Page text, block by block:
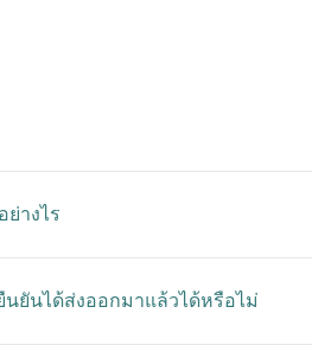
ย่างไร
ยันได้ส่งออกมาแล้วได้หรือไม่